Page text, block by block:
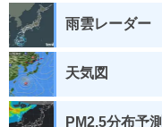
雨雲レーダー
天気図
PM2.5分布予測